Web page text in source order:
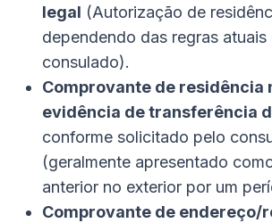
legal (Autorização de
dependendo das regras atuais
consulado).
Comprovante de residência
evidência de transferência
conforme solicitado pelo
(geralmente apresentado
anterior no exterior por um
Comprovante de endereço/